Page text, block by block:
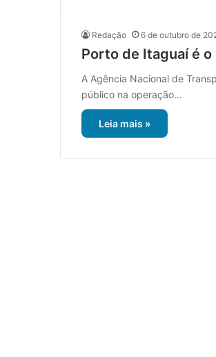
Redação 6 de outubro de
Porto de Itaguaí é
A Agência Nacional de
público na operação…
Leia mais »